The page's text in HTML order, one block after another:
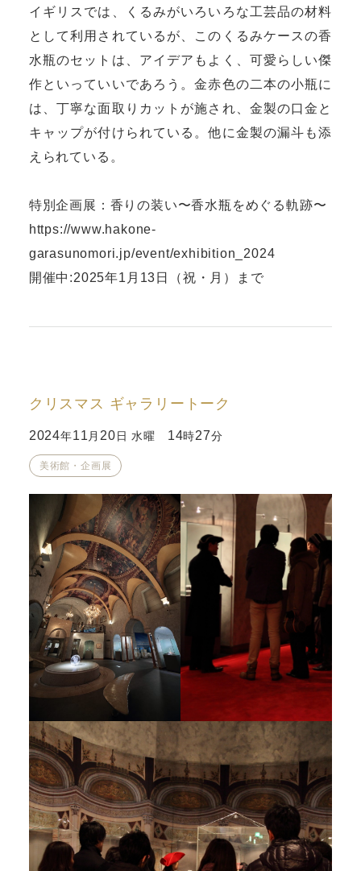
イギリスでは、くるみがいろいろな工芸品の材料
として利用されているが、このくるみケースの香
水瓶のセットは、アイデアもよく、可愛らしい傑
作といっていいであろう。金赤色の二本の小瓶に
は、丁寧な面取りカットが施され、金製の口金と
キャップが付けられている。他に金製の漏斗も添
えられている。
特別企画展：香りの装い〜香水瓶をめぐる軌跡〜
https://www.hakone-
garasunomori.jp/event/exhibition_2024
開催中:2025年1月13日（祝・月）まで
クリスマス ギャラリートーク
2024年11 月20 日 水曜 14時27分
美術館・企画展